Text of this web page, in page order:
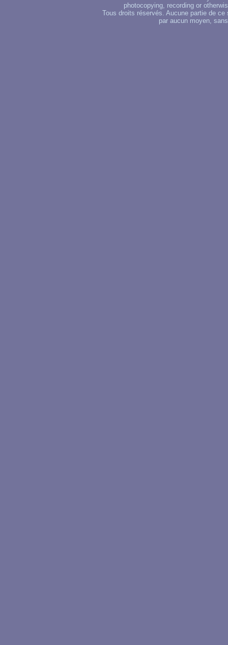
photocopying, recording or
Tous droits réservés. Aucune partie de
par aucun moyen,